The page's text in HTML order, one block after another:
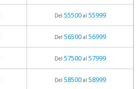
Del 55500al 55999
Del 56500al 56999
Del 57500al 57999
Del 58500al 58999